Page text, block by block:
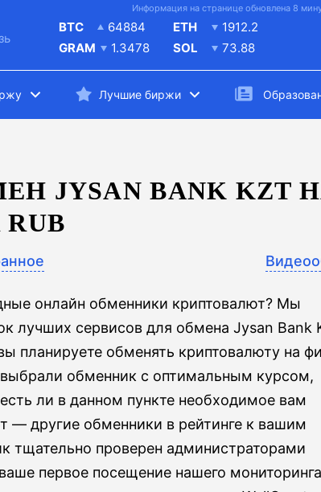
Информация на странице обновлена 8
BTC
64884
GRAM
1.3478
ETH
1912.2
SOL
73.88
Лучшие биржи
JYSAN BANK KZT
онлайн обменники криптовалют? Мы
лучших сервисов для обмена Jysan Bank
планируете обменять криптовалюту на
обменник с оптимальным курсом,
ли в данном пункте необходимое вам
— другие обменники в рейтинге к вашим
тщательно проверен администраторами
первое посещение нашего